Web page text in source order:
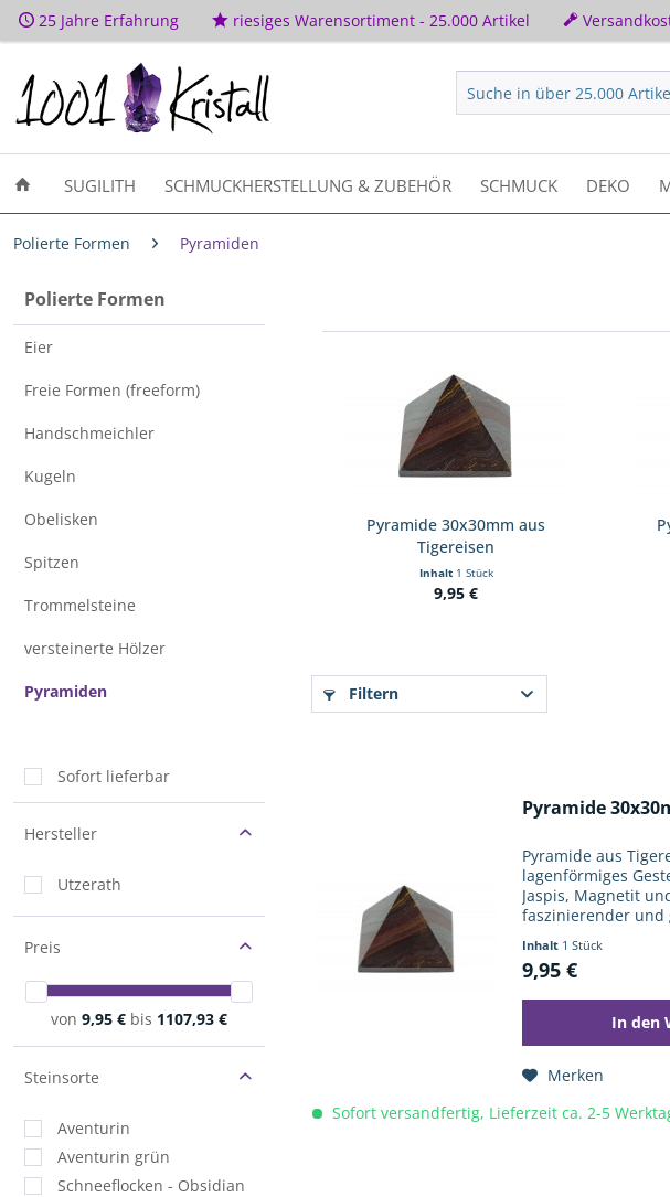
25 Jahre Erfahrung riesiges Warensortiment - 25.000 Artikel
SUGILITH SCHMUCKHERSTELLUNG & ZUBEHÖR SCHMUCK DEKO
Polierte Formen Pyramiden
Polierte Formen
Eier
Freie Formen (freeform)
Handschmeichler
Kugeln
Obelisken
Spitzen
Trommelsteine
versteinerte Hölzer
Pyramiden
Sofort lieferbar
Hersteller
Utzerath
Preis
von 9,95 € bis 1107,93 €
Steinsorte
Aventurin
Aventurin grün
Schneeflocken - Obsidian
Pyramide 30x30mm aus
Tigereisen
Inhalt 1 Stück
9,95 €
Filtern
Pyramide
Pyramide aus
lagenförmiges
Jaspis, Magnetit
faszinierender und
und Struktur
Inhalt 1 Stück
9,95 €
In den
Merken
Sofort versandfertig, Lieferzeit ca. 2-5